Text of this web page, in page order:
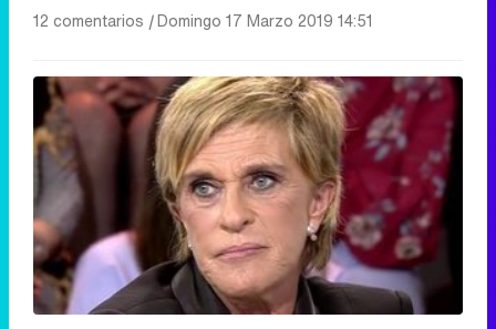
12 comentarios |Domingo 17 Marzo 2019 14:51